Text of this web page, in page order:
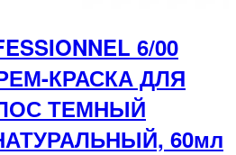
6/00
КРАСКА ДЛЯ
ТЕМНЫЙ
60мл